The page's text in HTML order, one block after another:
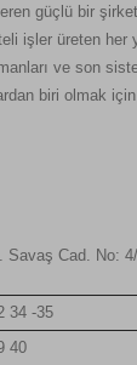
güçlü bir
işler üreten
ve son
biri olmak
Savaş Cad. No:
34 -35
40